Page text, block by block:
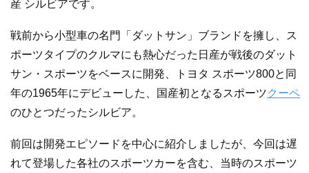
産 シルビアです。
戦前から小型車の名門「ダットサン」ブランドを擁し、ス
ポーツタイプのクルマにも熱心だった日産が戦後のダット
サン・スポーツをベースに開発、トヨタ スポーツ800と同
年の1965年にデビューした、国産初となるスポーツクーペ
のひとつだったシルビア。
前回は開発エピソードを中心に紹介しましたが、今回は遅
れて登場した各社のスポーツカーを含む、当時のスポーツ